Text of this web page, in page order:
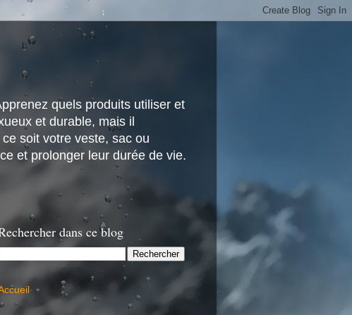
quels produits utiliser et
et durable, mais il
soit votre veste, sac ou
et prolonger leur durée de vie.
dans ce blog